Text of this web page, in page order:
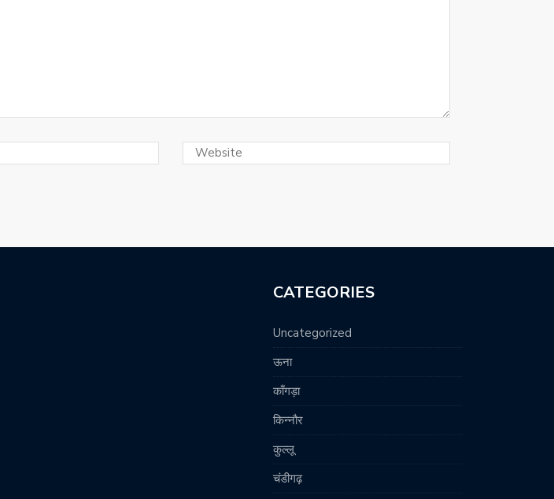
CATEGORIES
Uncategorized
ऊना
काँगड़ा
किन्नौर
कुल्लू
चंडीगढ़